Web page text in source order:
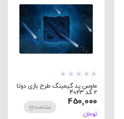
★
★
★
★
★
ماوس پد گیمینگ طرح بازی دوتا
2 کد 4023
450,000
تومان
مشاهده